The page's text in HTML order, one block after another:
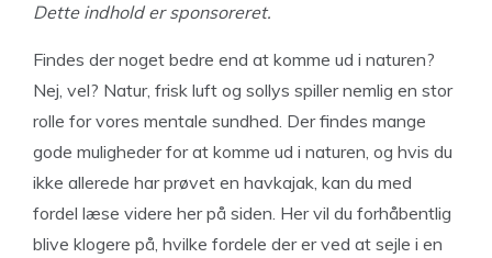
Dette indhold er sponsoreret.
Findes der noget bedre end at komme ud i naturen?
Nej, vel? Natur, frisk luft og sollys spiller nemlig en stor
rolle for vores mentale sundhed. Der findes mange
gode muligheder for at komme ud i naturen, og hvis du
ikke allerede har prøvet en havkajak, kan du med
fordel læse videre her på siden. Her vil du forhåbentlig
blive klogere på, hvilke fordele der er ved at sejle i en